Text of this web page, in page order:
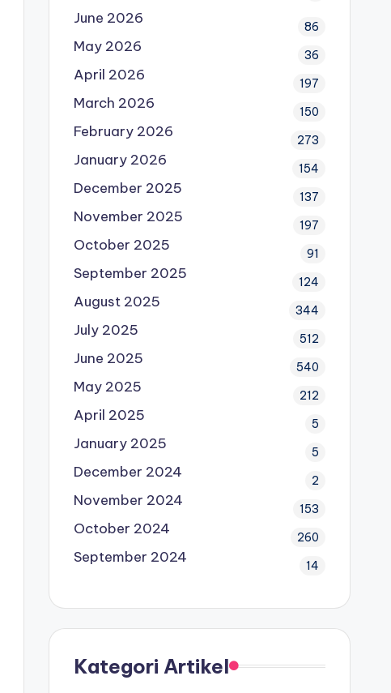
June 2026 86
May 2026 36
April 2026 197
March 2026 150
February 2026 273
January 2026 154
December 2025 137
November 2025 197
October 2025 91
September 2025 124
August 2025 344
July 2025 512
June 2025 540
May 2025 212
April 2025 5
January 2025 5
December 2024 2
November 2024 153
October 2024 260
September 2024 14
Kategori Artikel